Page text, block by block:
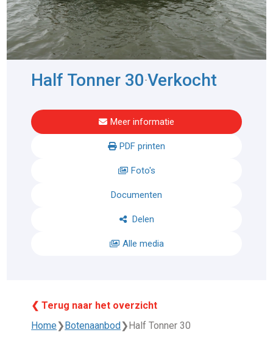
Half Tonner 30-Verkocht
Meer informatie
PDF printen
Foto's
Documenten
Delen
Alle media
❮ Terug naar het overzicht
Home❯Botenaanbod❯Half Tonner 30